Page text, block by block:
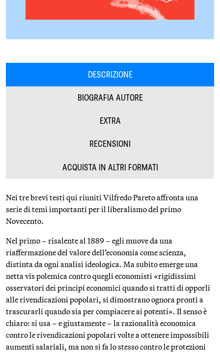
DESCRIZIONE
BIOGRAFIA AUTORE
EXTRA
RECENSIONI
ACQUISTA IN ALTRI FORMATI
Nei tre brevi testi qui riuniti Vilfredo Pareto affronta una
serie di temi importanti per il liberalismo del primo
Novecento.
Nel primo – risalente al 1889 – egli muove da una
riaffermazione del valore dell’economia come scienza,
distinta da ogni analisi ideologica. Ma subito emerge una
netta vis polemica contro quegli economisti «rigidissimi
osservatori dei principi economici quando si tratti di opporli
alle rivendicazioni popolari, si dimostrano ognora pronti a
trascurarli quando sia per compiacere ai potenti». Il senso è
chiaro: si usa – e giustamente – la razionalità economica
contro le rivendicazioni popolari volte a ottenere impossibili
aumenti salariali, ma non si fa lo stesso contro le protezioni